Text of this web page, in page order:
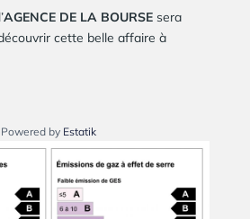
AGENCE DE LA BOURSE sera
cette belle affaire à
Powered by Estatik